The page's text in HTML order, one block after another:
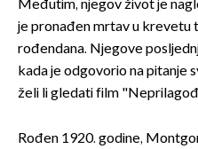
Međutim, njegov život je
je pronađen mrtav u krevetu
rođendana. Njegove
kada je odgovorio na pitanje
želi li gledati film
Rođen 1920. godine,